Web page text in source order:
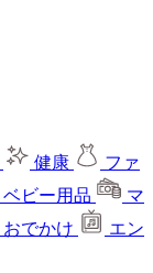
健康
ファ
ベビー用品
マ
おでかけ
エン